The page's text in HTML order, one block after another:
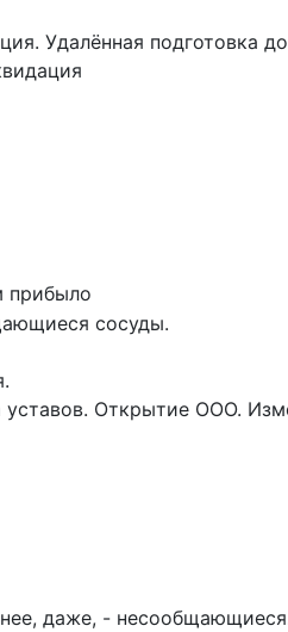
Удалённая подготовка
прибыло
сосуды.
уставов. Открытие ООО.
даже, -